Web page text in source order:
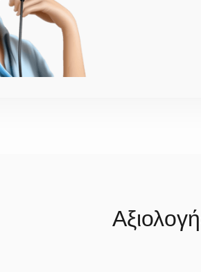
σας στο πεδίο των σχολίων κατά
και την αποστολή;
με πολλή προσοχή,